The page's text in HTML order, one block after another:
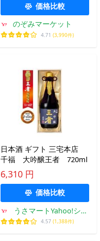
価格比較
のぞみマーケット
4.71 (3,990件)
日本酒 ギフト 三宅本店
千福 大吟醸王者 720ml
6,310 円
価格比較
うさマートYahoo!ショ
ッピング店
4.57 (1,388件)